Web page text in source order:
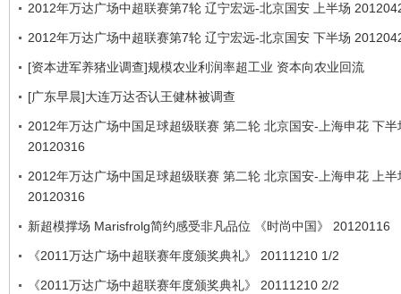
2012年万达广场中超联赛第7轮 辽宁宏远-北京国安 上半场
2012年万达广场中超联赛第7轮 辽宁宏远-北京国安 下半场
[资本进军养猪业调查]规模农业利润率超工业 资本向农业回流
[广东早晨]大连万达否认王健林被调查
2012年万达广场中国足球超级联赛 第二轮 北京国安-上海申花 下半
20120316
2012年万达广场中国足球超级联赛 第二轮 北京国安-上海申花 上半
20120316
新超模撑场 Marisfrolg简约感受非凡品位 《时尚中国》 20120116
《2011万达广场中超联赛年度颁奖典礼》 20111210 1/2
《2011万达广场中超联赛年度颁奖典礼》 20111210 2/2